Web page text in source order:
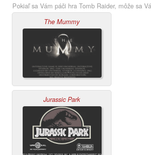
Pokiaľ sa Vám páči hra Tomb Raider, môže sa
The Mummy
Jurassic Park